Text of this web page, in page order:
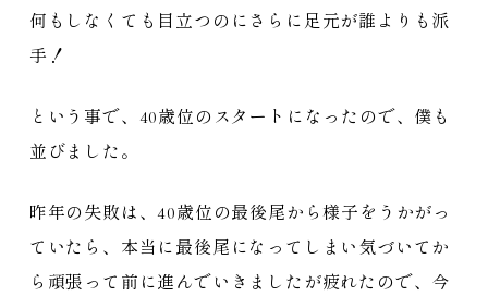
何もしなくても目立つのにさらに足元が誰よりも派
手！
という事で、40歳位のスタートになったので、僕も
並びました。
昨年の失敗は、40歳位の最後尾から様子をうかがっ
ていたら、本当に最後尾になってしまい気づいてか
ら頑張って前に進んでいきましたが疲れたので、今